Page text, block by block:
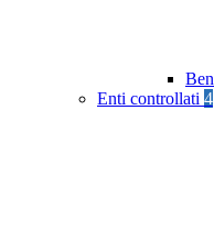
Enti controllati 4